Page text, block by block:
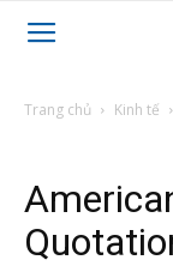
Trang chủ Kinh tế